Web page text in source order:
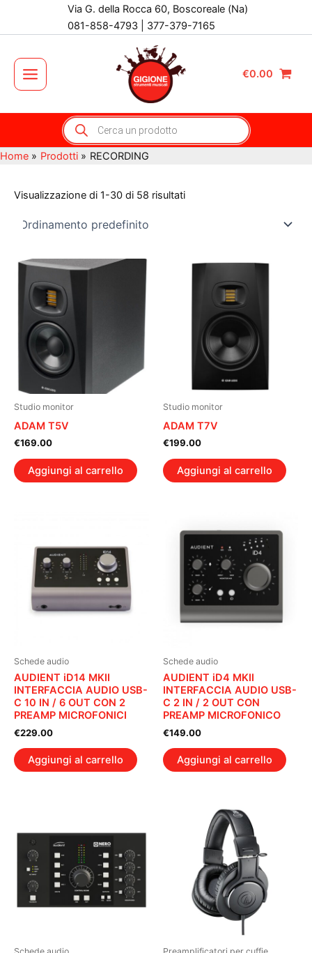
Via G. della Rocca 60, Boscoreale (Na)
081-858-4793 | 377-379-7165
Main
Menu
€0.00
Products
search
Home Prodotti RECORDING
Visualizzazione di 1-30 di 58 risultati
Studio monitor
ADAM T5V
€169.00
Aggiungi al carrello
Studio monitor
ADAM T7V
€199.00
Aggiungi al carrello
Schede audio
AUDIENT iD14 MKII
INTERFACCIA AUDIO USB-
C 10 IN / 6 OUT CON 2
PREAMP MICROFONICI
€229.00
Aggiungi al carrello
Schede audio
AUDIENT iD4 MKII
INTERFACCIA AUDIO USB-
C 2 IN / 2 OUT CON
PREAMP MICROFONICO
€149.00
Aggiungi al carrello